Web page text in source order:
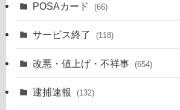
POSAカード (66)
サービス終了 (118)
改悪・値上げ・不祥事 (654)
逮捕速報 (132)